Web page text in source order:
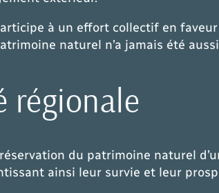
à un effort collectif en
naturel n’a jamais été
régionale
du patrimoine naturel
ainsi leur survie et leur